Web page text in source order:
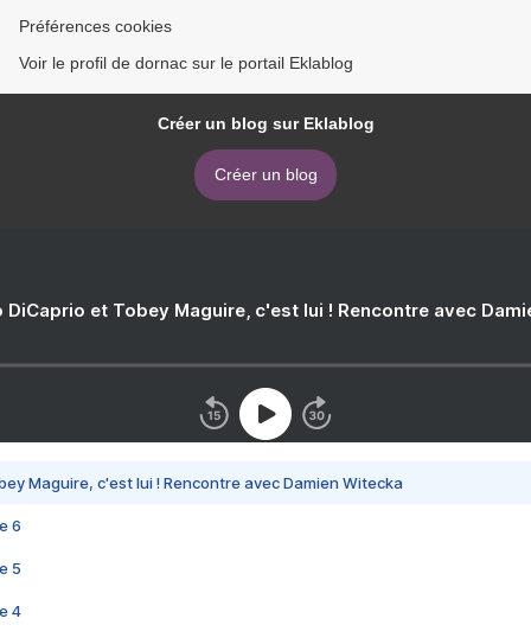
Préférences cookies
Voir le profil de dornac sur le portail Eklablog
Créer un blog sur Eklablog
Créer un blog
DiCaprio et Tobey Maguire, c'est lui ! Rencontre avec
Maguire, c'est lui ! Rencontre avec Damien Witecka
6
5
4